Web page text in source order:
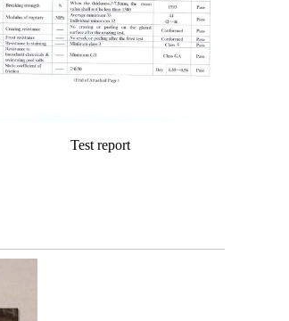
Test report